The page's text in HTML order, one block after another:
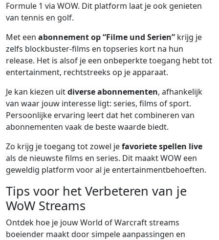
Formule 1 via WOW. Dit platform laat je ook genieten
van tennis en golf.
Met een abonnement op “Filme und Serien” krijg je
zelfs blockbuster-films en topseries kort na hun
release. Het is alsof je een onbeperkte toegang hebt tot
entertainment, rechtstreeks op je apparaat.
Je kan kiezen uitdiverse abonnementen, afhankelijk
van waar jouw interesse ligt: series, films of sport.
Persoonlijke ervaring leert dat het combineren van
abonnementen vaak de beste waarde biedt.
Zo krijg je toegang tot zowel jefavoriete spellen live
als de nieuwste films en series. Dit maakt WOW een
geweldig platform voor al je entertainmentbehoeften.
Tips voor het Verbeteren van je
WoW Streams
Ontdek hoe je jouw World of Warcraft streams
boeiender maakt door simpele aanpassingen en